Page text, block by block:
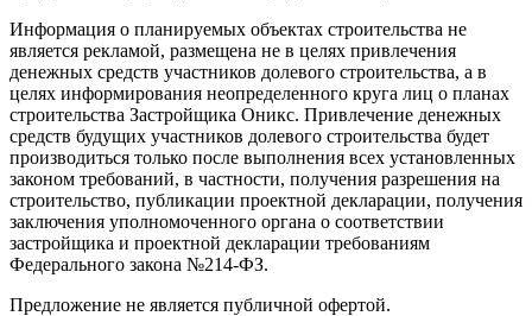
Информация о планируемых объектах строительства не
является рекламой, размещена не в целях привлечения
денежных средств участников долевого строительства, а в
целях информирования неопределенного круга лиц о планах
строительства Застройщика Оникс. Привлечение денежных
средств будущих участников долевого строительства будет
производиться только после выполнения всех установленных
законом требований, в частности, получения разрешения на
строительство, публикации проектной декларации, получения
заключения уполномоченного органа о соответствии
застройщика и проектной декларации требованиям
Федерального закона №214-ФЗ.
Предложение не является публичной офертой.